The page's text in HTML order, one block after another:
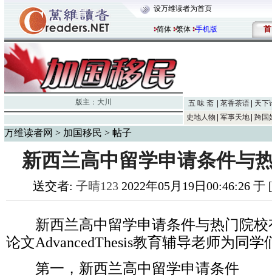
设万维读者为首页
简体 繁体 手机版 首
版主： 大川 五 味 斋 茗香茶语
天下
史地人物
军事天地 跨国
万维读者网 > 加国移民 > 帖子
新西兰高中留学申请条件与
送交者: 子晴123 2022年05月19日00:46:26
新西兰高中留学申请条件与热门院校
论文AdvancedThesis教育辅导老师为同学
第一，新西兰高中留学申请条件